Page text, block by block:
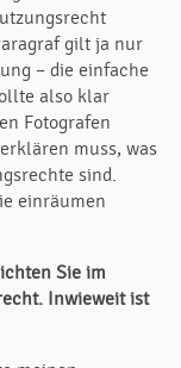
gilt ja nur
– die einfache
also klar
Fotografen
muss, was
sind.
einräumen
Sie im
Inwieweit ist